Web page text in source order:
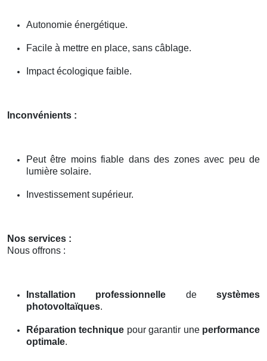
Autonomie énergétique.
Facile à mettre en place, sans câblage.
Impact écologique faible.
Inconvénients :
Peut être moins fiable dans des zones avec peu de
lumière solaire.
Investissement supérieur.
Nos services :
Nous offrons :
Installation professionnelle desystèmes
photovoltaïques.
Réparation technique pour garantir une performance
optimale.